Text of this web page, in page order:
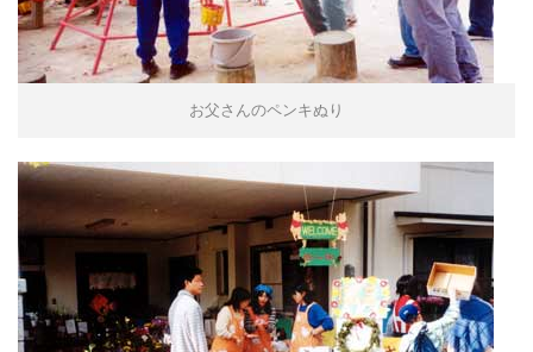
お父さんのペンキぬり